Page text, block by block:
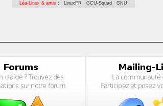
Léa-Linux & amis : LinuxFR GCU-Squad GNU